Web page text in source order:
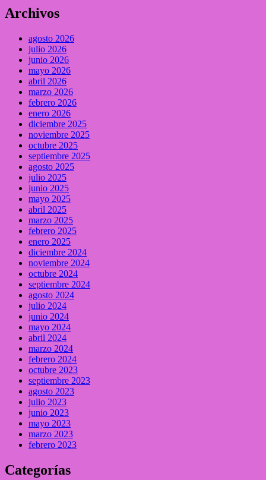
Archivos
agosto 2026
julio 2026
junio 2026
mayo 2026
abril 2026
marzo 2026
febrero 2026
enero 2026
diciembre 2025
noviembre 2025
octubre 2025
septiembre 2025
agosto 2025
julio 2025
junio 2025
mayo 2025
abril 2025
marzo 2025
febrero 2025
enero 2025
diciembre 2024
noviembre 2024
octubre 2024
septiembre 2024
agosto 2024
julio 2024
junio 2024
mayo 2024
abril 2024
marzo 2024
febrero 2024
octubre 2023
septiembre 2023
agosto 2023
julio 2023
junio 2023
mayo 2023
marzo 2023
febrero 2023
Categorías